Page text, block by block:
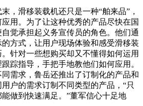
滑移装载机还只是一种“舶来品”，
用。为了让这种优秀的产品尽快在国
觉承担起义务宣传员的角色。他们通
方式，让用户现场体验和感受滑移装
针对一些想购买却又不懂得如何运用
踪指导，手把手地教他们如何应用。
需求，鲁岳还推出了订制化的产品和
户的需求订制不同类型的产品，“只
做到快速满足。”董军信心十足地